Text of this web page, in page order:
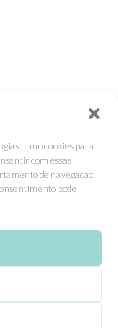
como cookies para
com essas
de navegação
pode